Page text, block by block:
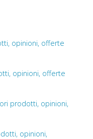
opinioni, offerte
opinioni, offerte
prodotti, opinioni,
opinioni,